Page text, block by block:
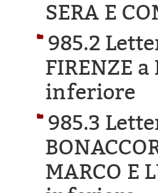
SERA E
985.2
FIRENZE a
inferiore
985.3
MARCO E